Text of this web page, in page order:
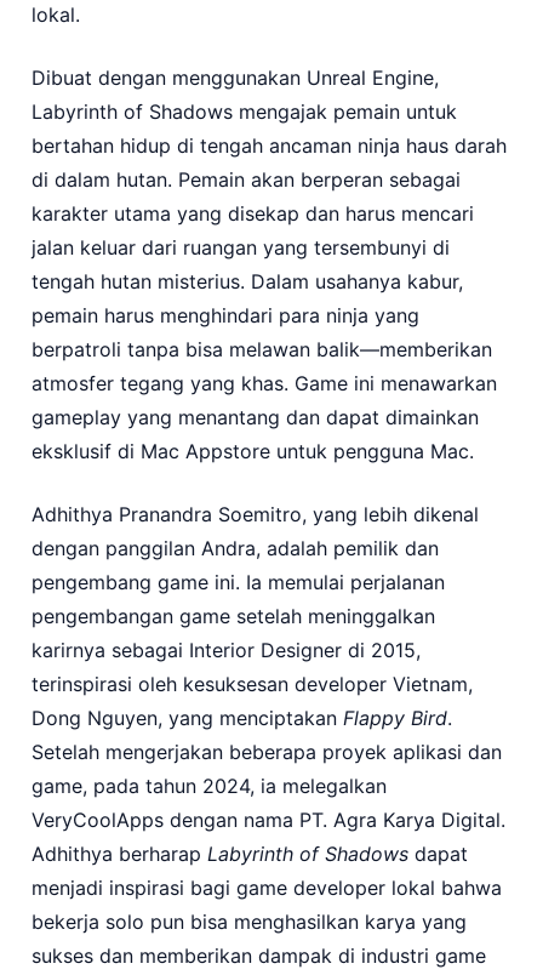
lokal.
Dibuat dengan menggunakan Unreal Engine,
Labyrinth of Shadows mengajak pemain untuk
bertahan hidup di tengah ancaman ninja haus darah
di dalam hutan. Pemain akan berperan sebagai
karakter utama yang disekap dan harus mencari
jalan keluar dari ruangan yang tersembunyi di
tengah hutan misterius. Dalam usahanya kabur,
pemain harus menghindari para ninja yang
berpatroli tanpa bisa melawan balik—memberikan
atmosfer tegang yang khas. Game ini menawarkan
gameplay yang menantang dan dapat dimainkan
eksklusif di Mac Appstore untuk pengguna Mac.
Adhithya Pranandra Soemitro, yang lebih dikenal
dengan panggilan Andra, adalah pemilik dan
pengembang game ini. Ia memulai perjalanan
pengembangan game setelah meninggalkan
karirnya sebagai Interior Designer di 2015,
terinspirasi oleh kesuksesan developer Vietnam,
Dong Nguyen, yang menciptakan Flappy Bird.
Setelah mengerjakan beberapa proyek aplikasi dan
game, pada tahun 2024, ia melegalkan
VeryCoolApps dengan nama PT. Agra Karya Digital.
Adhithya berharap Labyrinth of Shadows dapat
menjadi inspirasi bagi game developer lokal bahwa
bekerja solo pun bisa menghasilkan karya yang
sukses dan memberikan dampak di industri game